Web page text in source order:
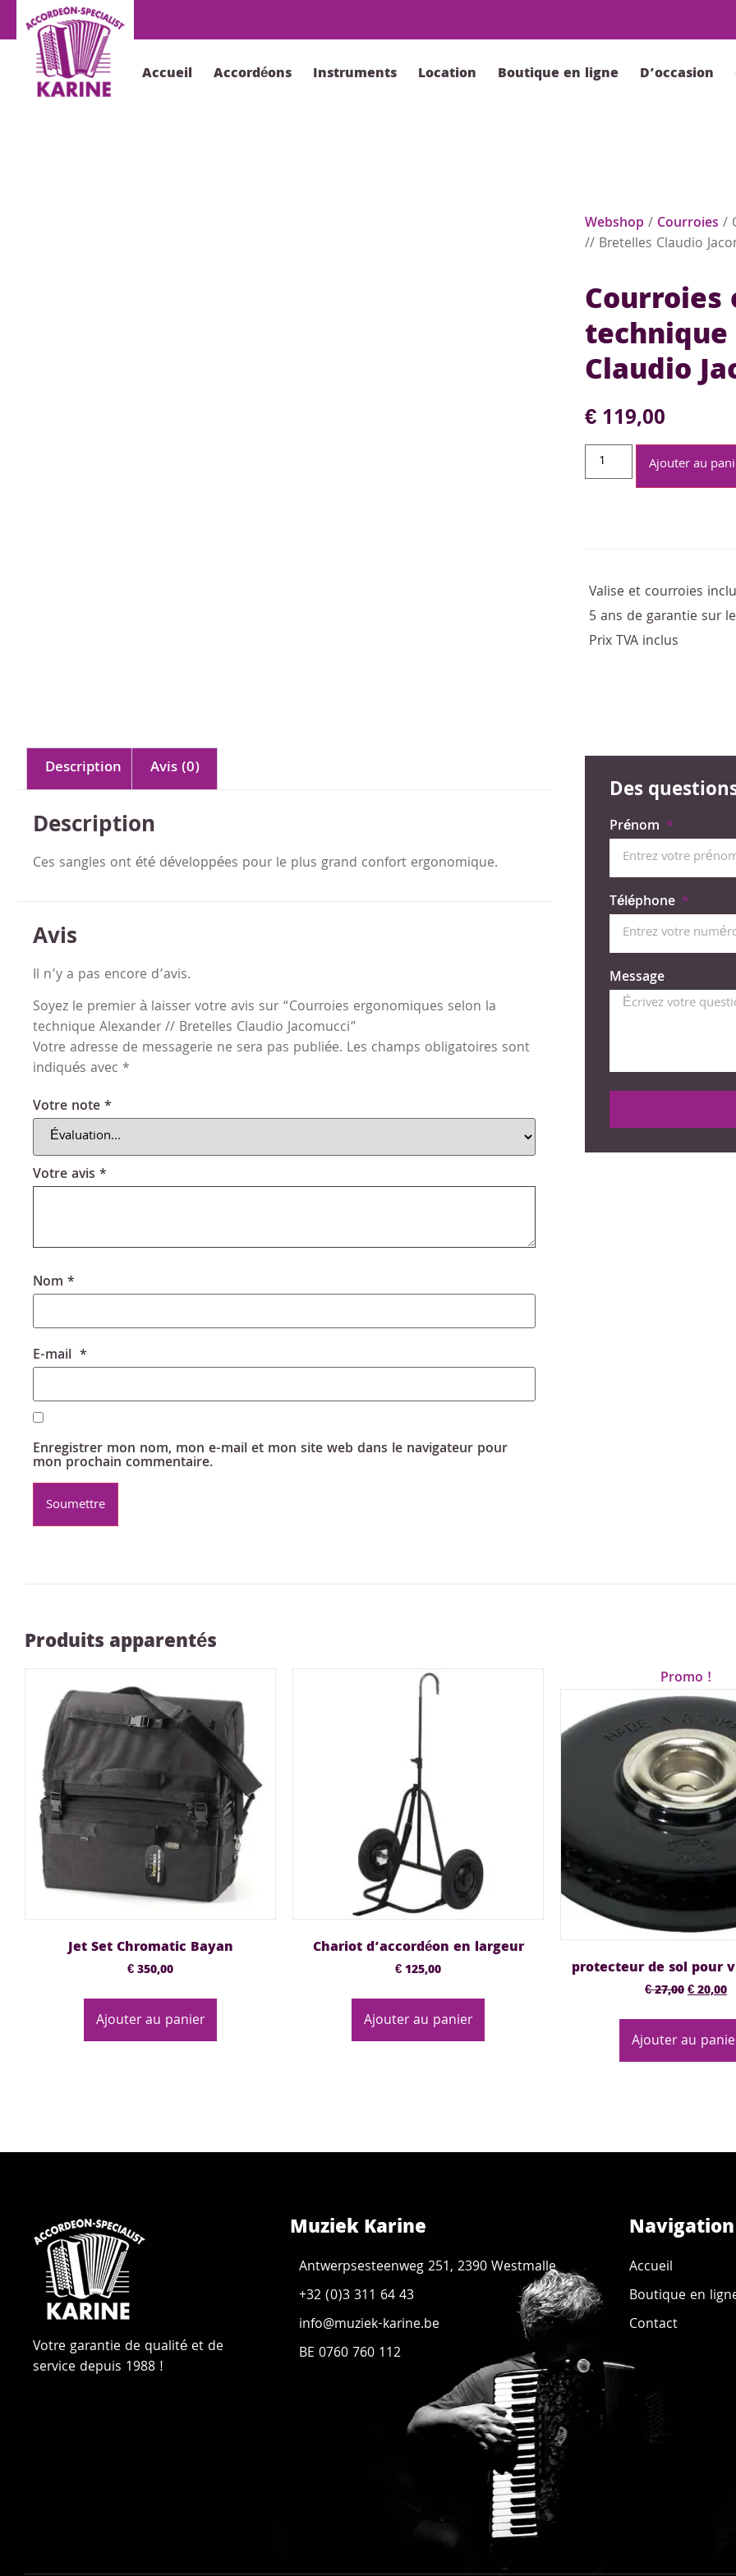
Accueil Accordéons Instruments Location Boutique en ligne D’occasion
Webshop / Courroies /
// Bretelles Claudio
Courroies
Claudio
€119,00
Ajouter au
Valise et courroies
5 ans de garantie sur
Prix TVA inclus
Description Avis (0)
Description
Ces sangles ont été développées pour le plus grand confort ergonomique.
Avis
Il n’y a pas encore d’avis.
Soyez le premier à laisser votre avis sur “Courroies ergonomiques selon la
technique Alexander // Bretelles Claudio Jacomucci”
Votre adresse de messagerie ne sera pas publiée. Les champs obligatoires sont
indiqués avec *
Votre note*
Votre avis *
Nom *
E-mail *
Enregistrer mon nom, mon e-mail et mon site web dans le navigateur pour
mon prochain commentaire.
Des
Prénom
Téléphone
Message
Produits apparentés
Jet Set Chromatic Bayan
€350,00
Ajouter au panier
Chariot d’accordéon en largeur
€125,00
Ajouter au panier
Promo !
protecteur de sol pour
€27,00€20,00
Ajouter au
Votre garantie de qualité et de
service depuis 1988 !
Muziek Karine
Antwerpsesteenweg 251, 2390 Westmalle
+32 (0)3 311 64 43
info@muziek-karine.be
BE 0760 760 112
Navigation
Accueil
Boutique en
Contact